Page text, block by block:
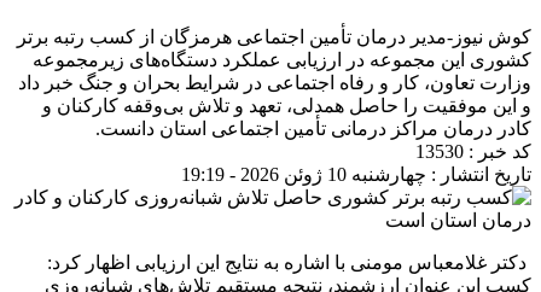
کوش نیوز-مدیر درمان تأمین اجتماعی هرمزگان از کسب رتبه برتر
کشوری این مجموعه در ارزیابی عملکرد دستگاه‌های زیرمجموعه
وزارت تعاون، کار و رفاه اجتماعی در شرایط بحران و جنگ خبر داد
و این موفقیت را حاصل همدلی، تعهد و تلاش بی‌وقفه کارکنان و
کادر درمان مراکز درمانی تأمین اجتماعی استان دانست.
کد خبر : 13530
تاریخ انتشار : چهارشنبه 10 ژوئن 2026 - 19:19
دکتر غلامعباس مومنی با اشاره به نتایج این ارزیابی اظهار کرد:
کسب این عنوان ارزشمند، نتیجه مستقیم تلاش‌های شبانه‌روزی